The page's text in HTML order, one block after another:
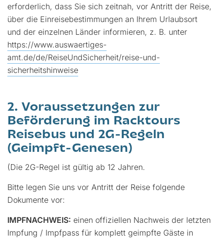
erforderlich, dass Sie sich zeitnah, vor Antritt der Reise,
über die Einreisebestimmungen an Ihrem Urlaubsort
und der einzelnen Länder informieren, z. B. unter
https://www.auswaertiges-
amt.de/de/ReiseUndSicherheit/reise-und-
sicherheitshinweise
2. Voraussetzungen zur
Beförderung im Racktours
Reisebus und 2G-Regeln
(Geimpft-Genesen)
(Die 2G-Regel ist gültig ab 12 Jahren.
Bitte legen Sie uns vor Antritt der Reise folgende
Dokumente vor:
IMPFNACHWEIS: einen offiziellen Nachweis der letzten
Impfung / Impfpass für komplett geimpfte Gäste in